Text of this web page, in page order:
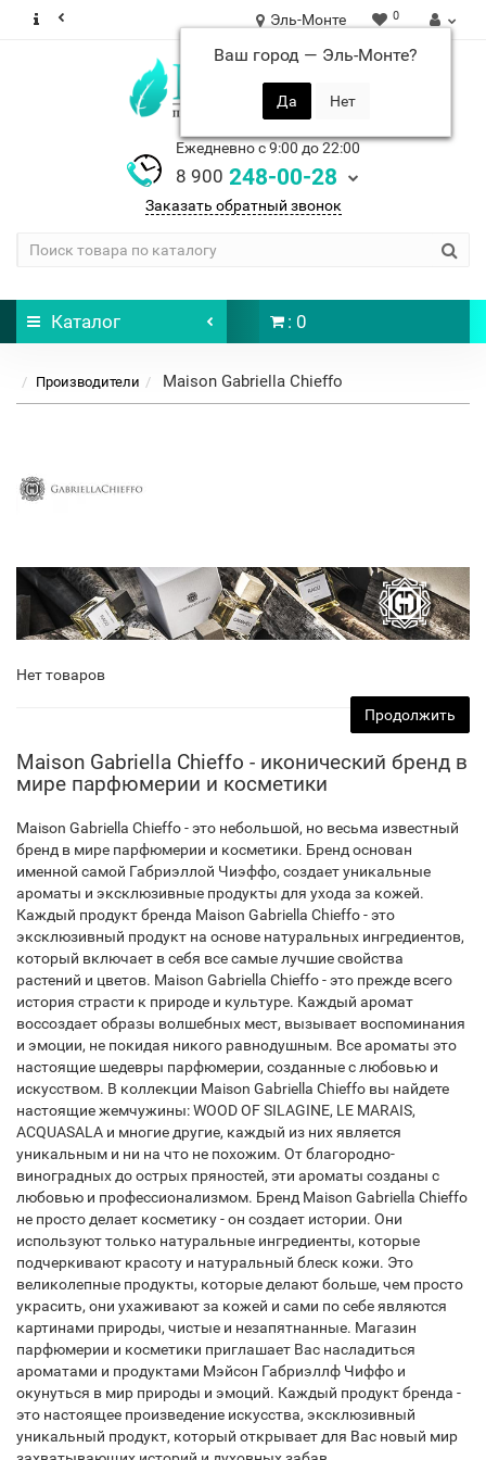
Эль-Монте
Ваш город — Эль-Монте?
0
Ежедневно с 9:00 до 22:00
8 900 248-00-28
Заказать обратный звонок
Каталог : 0
Производители Maison Gabriella Chieffo
Нет товаров
Продолжить
Maison Gabriella Chieffo - иконический бренд в
мире парфюмерии и косметики
Maison Gabriella Chieffo - это небольшой, но весьма известный
бренд в мире парфюмерии и косметики. Бренд основан
именной самой Габриэллой Чиэффо, создает уникальные
ароматы и эксклюзивные продукты для ухода за кожей.
Каждый продукт бренда Maison Gabriella Chieffo - это
эксклюзивный продукт на основе натуральных ингредиентов,
который включает в себя все самые лучшие свойства
растений и цветов. Maison Gabriella Chieffo - это прежде всего
история страсти к природе и культуре. Каждый аромат
воссоздает образы волшебных мест, вызывает воспоминания
и эмоции, не покидая никого равнодушным. Все ароматы это
настоящие шедевры парфюмерии, созданные с любовью и
искусством. В коллекции Maison Gabriella Chieffo вы найдете
настоящие жемчужины: WOOD OF SILAGINE, LE MARAIS,
ACQUASALA и многие другие, каждый из них является
уникальным и ни на что не похожим. От благородно-
виноградных до острых пряностей, эти ароматы созданы с
любовью и профессионализмом. Бренд Maison Gabriella Chieffo
не просто делает косметику - он создает истории. Они
используют только натуральные ингредиенты, которые
подчеркивают красоту и натуральный блеск кожи. Это
великолепные продукты, которые делают больше, чем просто
украсить, они ухаживают за кожей и сами по себе являются
картинами природы, чистые и незапятнанные. Магазин
парфюмерии и косметики приглашает Вас насладиться
ароматами и продуктами Мэйсон Габриэллф Чиффо и
окунуться в мир природы и эмоций. Каждый продукт бренда -
это настоящее произведение искусства, эксклюзивный
уникальный продукт, который открывает для Вас новый мир